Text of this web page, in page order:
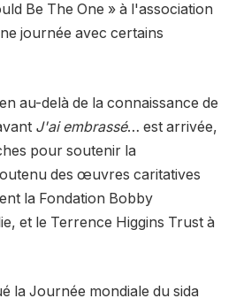
Be The One » à l'association
journée avec certains
au-delà de la connaissance de
J'ai embrassé… est arrivée,
pour soutenir la
des œuvres caritatives
la Fondation Bobby
et le Terrence Higgins Trust à
la Journée mondiale du sida